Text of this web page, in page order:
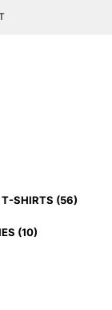
T-SHIRTS (56)
(10)